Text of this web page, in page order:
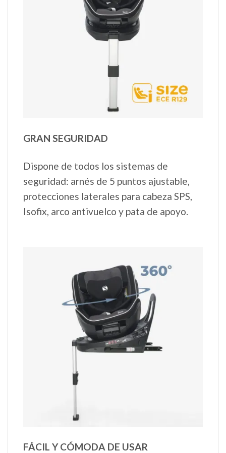
GRAN SEGURIDAD
Dispone de todos los sistemas de
seguridad: arnés de 5 puntos ajustable,
protecciones laterales para cabeza SPS,
Isofix, arco antivuelco y pata de apoyo.
FÁCIL Y CÓMODA DE USAR